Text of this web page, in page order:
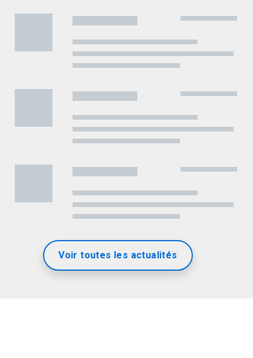
Voir toutes les actualités